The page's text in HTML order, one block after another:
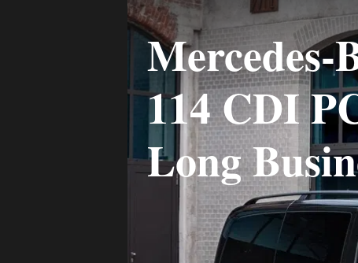
Mercedes-
114 CDI
Long